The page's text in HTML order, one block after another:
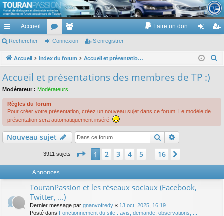
TouranPassion
Le forum des propriétaires ou futurs acquéreurs du Volkswagen Touran
cc
ès
pi
de
Accueil
or
u
e
m
Faire un don
ne nr
Rechercher Connexion S’enregistrer
Accueil Index du forum Accueil et présentations des membres de TP :)
Accueil et présentations des membres de TP :)
Modérateur : Modérateurs
Règles du forum
Pour créer votre présentation, créez un nouveau sujet dans ce forum. Le modèle de
présentation sera automatiquement inséré.
Nouveau sujet Rechercher
3911 sujets Page 1 sur 16
1 2 3 4 5 16
Annonces
TouranPassion et les réseaux sociaux (Facebook,
Twitter, ...)
Dernier message par gnanvofredy « 13 oct. 2025, 16:19
Posté dans Fonctionnement du site : avis, demande, observations, ...